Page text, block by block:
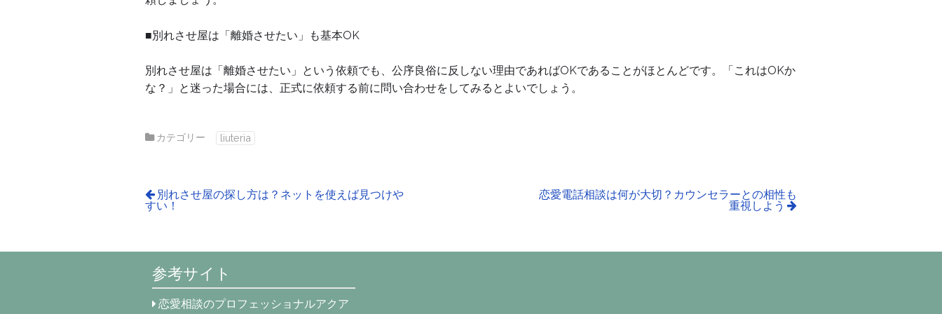
■別れさせ屋は「離婚させたい」も基本OK
別れさせ屋は「離婚させたい」という依頼でも、公序良俗に反しない理由であればOKであることがほとんどです。「これはOKか
な？」と迷った場合には、正式に依頼する前に問い合わせをしてみるとよいでしょう。
カテゴリー liuteria
別れさせ屋の探し方は？ネットを使えば見つけや
すい！
恋愛電話相談は何が大切？カウンセラーとの相性も
重視しよう
参考サイト
恋愛相談のプロフェッショナルアクア